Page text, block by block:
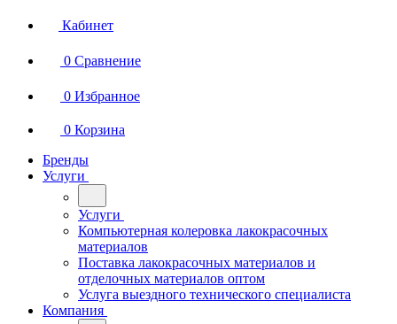
Кабинет
0 Сравнение
0 Избранное
0 Корзина
Бренды
Услуги
Услуги
Компьютерная колеровка лакокрасочных
материалов
Поставка лакокрасочных материалов и
отделочных материалов оптом
Услуга выездного технического специалиста
Компания